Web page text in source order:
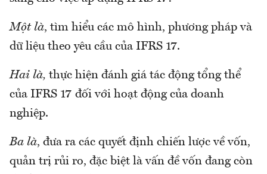
Một là, tìm hiểu các mô hình, phương pháp và
dữ liệu theo yêu cầu của IFRS 17.
Hai là, thực hiện đánh giá tác động tổng thể
của IFRS 17 đối với hoạt động của doanh
nghiệp.
Ba là, đưa ra các quyết định chiến lược về vốn,
quản trị rủi ro, đặc biệt là vấn đề vốn đang còn